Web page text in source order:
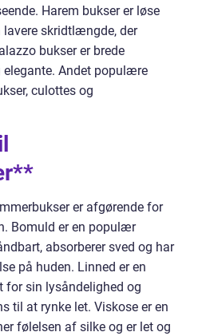
Harem bukser er løse
skridtlængde, der
bukser er brede
elegante. Andet populære
culottes og
er afgørende for
Bomuld er en populær
absorberer sved og har
på huden. Linned er en
for sin lysåndelighed og
til at rynke let. Viskose er en
følelsen af silke og er let og